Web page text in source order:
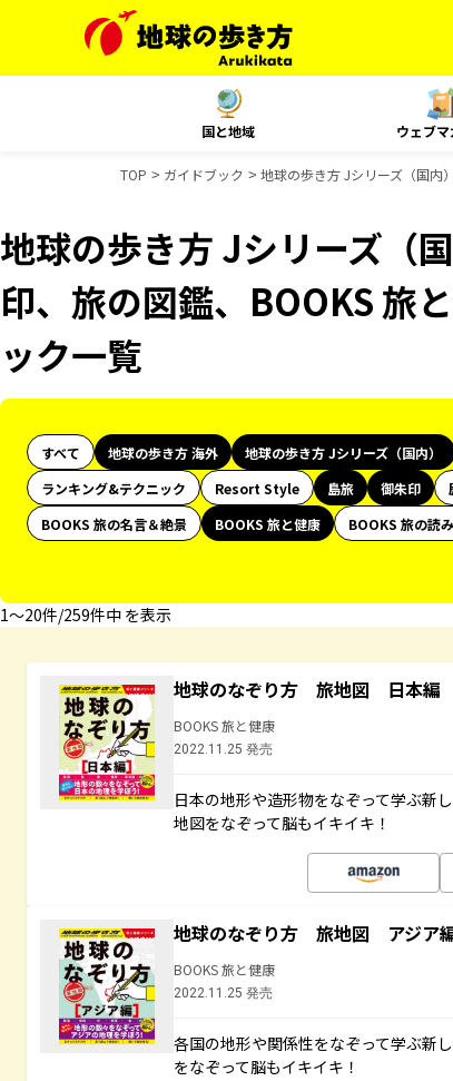
国と地域 ウェブ
TOP ガイドブック 地球の歩き方 Jシリーズ（国内
地球の歩き方 Jシリーズ（
印、旅の図鑑、BOOKS 旅
ック一覧
すべて 地球の歩き方 海外 地球の歩き方 Jシリーズ（国内）
ランキング&テクニック
Resort Style 島旅 御朱印
BOOKS 旅の名言＆絶景
BOOKS 旅と健康 BOOKS 旅の読
1〜20件/259件中 を表示
地球のなぞり方 旅地図 日本編
BOOKS 旅と健康
2022.11.25 発売
日本の地形や造形物をなぞって学ぶ新
地図をなぞって脳もイキイキ！
地球のなぞり方 旅地図 アジア
BOOKS 旅と健康
2022.11.25 発売
各国の地形や関係性をなぞって学ぶ新
をなぞって脳もイキイキ！